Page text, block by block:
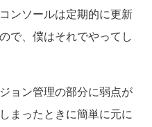
ンソールは定期的に更新
で、僕はそれでやってし
ョン管理の部分に弱点が
まったときに簡単に元に